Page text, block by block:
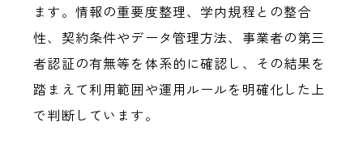
ます。情報の重要度整理、学内規程との整合
性、契約条件やデータ管理方法、事業者の第三
者認証の有無等を体系的に確認し、その結果を
踏まえて利用範囲や運用ルールを明確化した上
で判断しています。